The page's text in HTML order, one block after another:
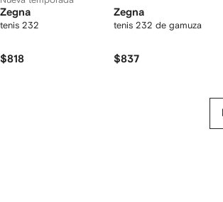
Zegna
tenis 232
$818
Zegna
tenis 232 de gamuza
$837